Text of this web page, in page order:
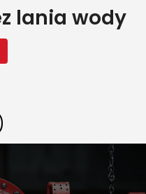
lania wody